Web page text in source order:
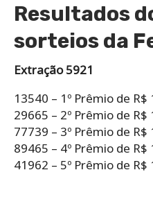
Resultados
sorteios da
Extração 5921
13540 – 1º Prêmio de
29665 – 2º Prêmio de R$
77739 – 3º Prêmio de R$
89465 – 4º Prêmio de R$
41962 – 5º Prêmio de R$